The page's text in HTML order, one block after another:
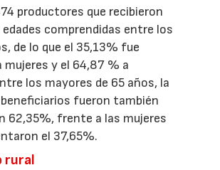
productores que recibieron
comprendidas entre los
de lo que el 35,13% fue
mujeres y el 64,87 % a
los mayores de 65 años, la
fueron también
62,35%, frente a las mujeres
el 37,65%.
rural